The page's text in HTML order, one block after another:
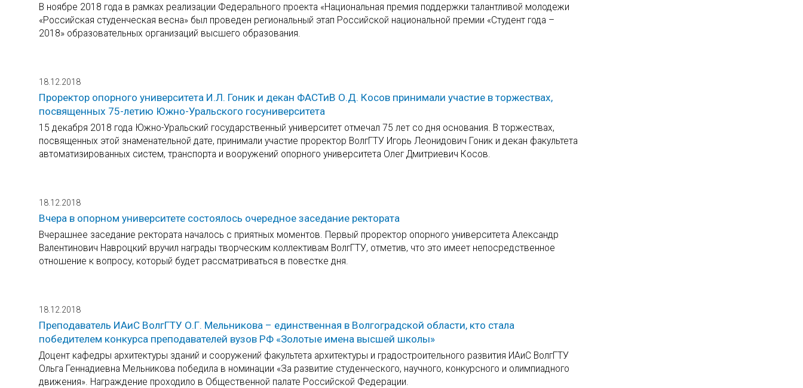
В ноябре 2018 года в рамках реализации Федерального проекта «Национальная премия поддержки талантливой молодежи
«Российская студенческая весна» был проведен региональный этап Российской национальной премии «Студент года –
2018» образовательных организаций высшего образования.
18.12.2018
Проректор опорного университета И.Л. Гоник и декан ФАСТиВ О.Д. Косов принимали участие в торжествах,
посвященных 75-летию Южно-Уральского госуниверситета
15 декабря 2018 года Южно-Уральский государственный университет отмечал 75 лет со дня основания. В торжествах,
посвященных этой знаменательной дате, принимали участие проректор ВолгГТУ Игорь Леонидович Гоник и декан факультета
автоматизированных систем, транспорта и вооружений опорного университета Олег Дмитриевич Косов.
18.12.2018
Вчера в опорном университете состоялось очередное заседание ректората
Вчерашнее заседание ректората началось с приятных моментов. Первый проректор опорного университета Александр
Валентинович Навроцкий вручил награды творческим коллективам ВолгГТУ, отметив, что это имеет непосредственное
отношение к вопросу, который будет рассматриваться в повестке дня.
18.12.2018
Преподаватель ИАиС ВолгГТУ О.Г. Мельникова – единственная в Волгоградской области, кто стала
победителем конкурса преподавателей вузов РФ «Золотые имена высшей школы»
Доцент кафедры архитектуры зданий и сооружений факультета архитектуры и градостроительного развития ИАиС ВолгГТУ
Ольга Геннадиевна Мельникова победила в номинации «За развитие студенческого, научного, конкурсного и олимпиадного
движения». Награждение проходило в Общественной палате Российской Федерации.